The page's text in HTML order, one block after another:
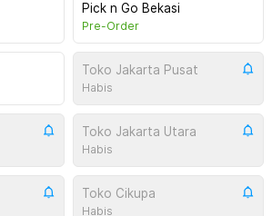
Pick n Go Bekasi
Pre-Order
Toko Jakarta Pusat
Habis
Toko Jakarta Utara
Habis
Toko Cikupa
Habis